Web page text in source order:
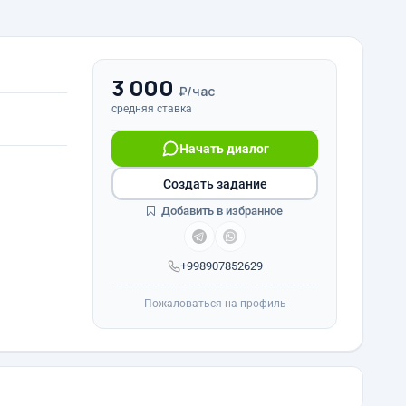
3 000 ₽/час
средняя ставка
+998907852629
Начать диалог
Создать задание
Добавить в избранное
Пожаловаться на профиль